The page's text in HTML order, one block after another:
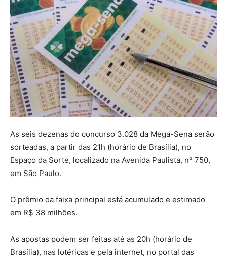
As seis dezenas do concurso 3.028 da Mega-Sena serão
sorteadas, a partir das 21h (horário de Brasília), no
Espaço da Sorte, localizado na Avenida Paulista, nº 750,
em São Paulo.
O prêmio da faixa principal está acumulado e estimado
em R$ 38 milhões.
As apostas podem ser feitas até as 20h (horário de
Brasília), nas lotéricas e pela internet, no portal das